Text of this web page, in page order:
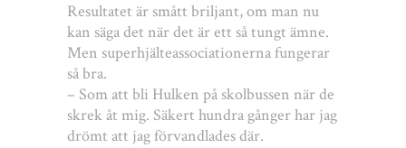
Resultatet är smått briljant, om man nu
kan säga det när det är ett så tungt ämne.
Men superhjälteassociationerna fungerar
så bra.
– Som att bli Hulken på skolbussen när de
skrek åt mig. Säkert hundra gånger har jag
drömt att jag förvandlades där.